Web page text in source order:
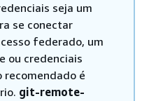
seja um
se conectar
federado, um
ou credenciais
é
git-remote-